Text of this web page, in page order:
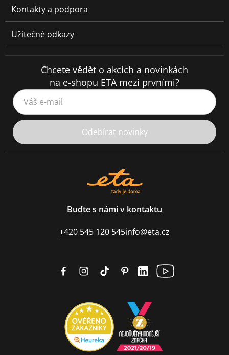
Kontakty a podpora
Užitečné odkazy
Chcete vědět o akcích a novinkách
na e-shopu ETA mezi prvními?
Váš e-mail
Odebírat novinky
Buďte s námi v kontaktu
+420 545 120 545info@eta.cz